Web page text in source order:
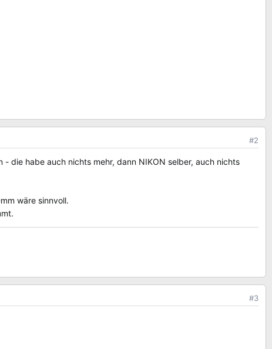
#2
die habe auch nichts mehr, dann NIKON selber, auch nichts
wäre sinnvoll.
#3